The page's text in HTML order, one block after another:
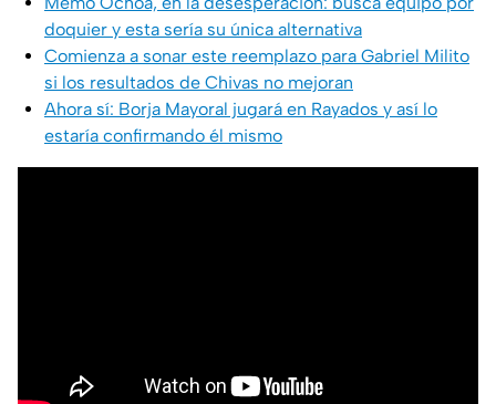
doquier y esta sería su única alternativa
Comienza a sonar este reemplazo para Gabriel Milito
si los resultados de Chivas no mejoran
Ahora sí: Borja Mayoral jugará en Rayados y así lo
estaría confirmando él mismo